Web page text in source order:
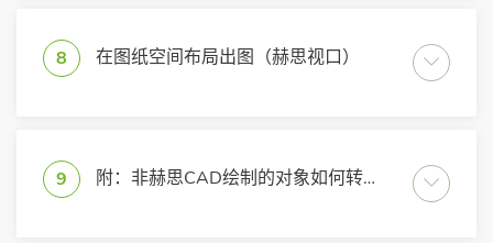
8 在图纸空间布局出图（赫思视口）
9 附：非赫思CAD绘制的对象如何转为赫思CAD实体？